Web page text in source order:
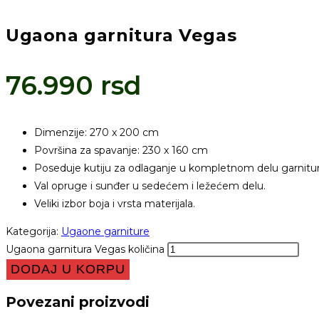
Ugaona garnitura Vegas
76.990 rsd
Dimenzije: 270 x 200 cm
Površina za spavanje: 230 x 160 cm
Poseduje kutiju za odlaganje u kompletnom delu
Val opruge i sunđer u sedećem i ležećem delu.
Veliki izbor boja i vrsta materijala.
Kategorija: Ugaone garniture
Ugaona garnitura Vegas količina
DODAJ U KORPU
Povezani proizvodi